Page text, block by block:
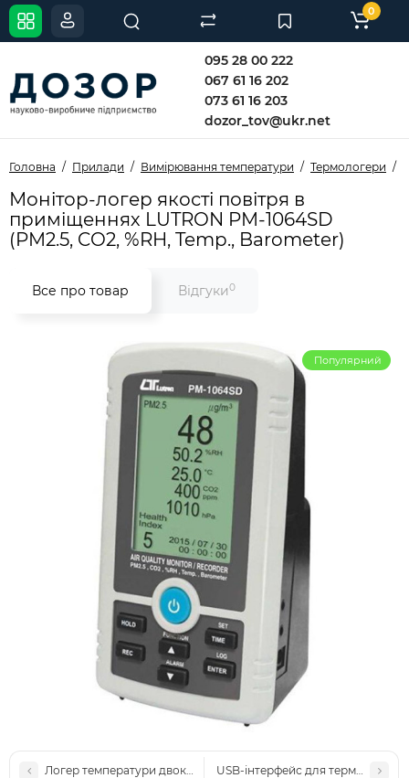
095 28 00 222
067 61 16 202
073 61 16 203
dozor_tov@ukr.net
0
Головна Прилади Вимірювання температури Термологери
Монітор-логер якості повітря в
приміщеннях LUTRON PM-1064SD
(PM2.5, CO2, %RH, Temp., Barometer)
Все про товар Відгуки0
Популярний
Логер температури двоканальний AZ-88394
USB-інтерфейс для